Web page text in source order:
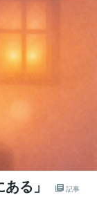
る」 記事